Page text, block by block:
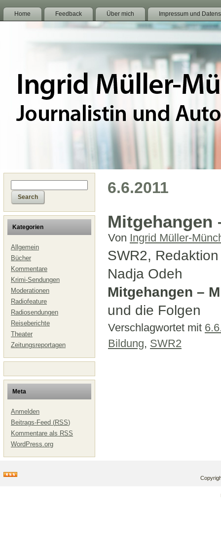
Home Feedback Über mich Impressum und
Kategorien
Allgemein
Bücher
Kommentare
Krimi-Sendungen
Moderationen
Radiofeature
Radiosendungen
Reiseberichte
Theater
Zeitungsreportagen
Meta
Anmelden
Beitrags-Feed (RSS)
Kommentare als RSS
WordPress.org
6.6.2011
Mitgehangen
Von Ingrid Müller-
SWR2,
Nadja Odeh
Mitgehangen –
und die Folgen
Verschlagwortet mit
Bildung, SWR2